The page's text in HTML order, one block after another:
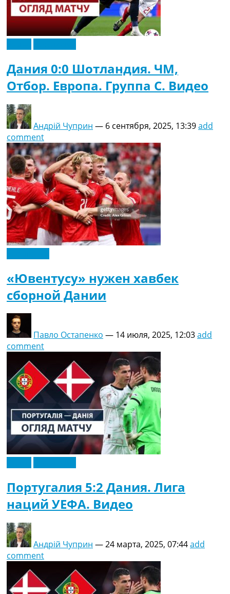
Дания 0:0 Шотландия. ЧМ,
Отбор. Европа. Группа C. Видео
Андрій Чуприн — 6 сентября, 2025, 13:39add
comment
«Ювентусу» нужен хавбек
сборной Дании
Павло Остапенко — 14 июля, 2025, 12:03add
comment
Португалия 5:2 Дания. Лига
наций УЕФА. Видео
Андрій Чуприн —24 марта, 2025, 07:44add
comment